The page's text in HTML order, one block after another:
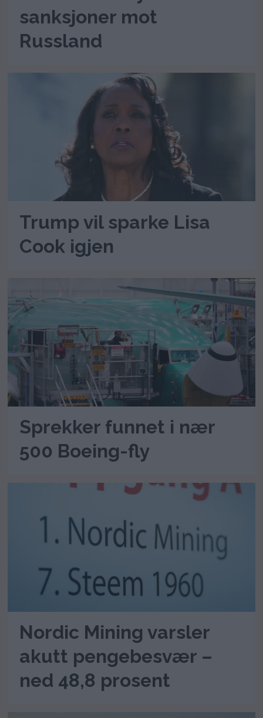
sanksjoner mot
Russland
Trump vil sparke Lisa
Cook igjen
Sprekker funnet i nær
500 Boeing-fly
Nordic Mining varsler
akutt pengebesvær –
ned 48,8 prosent